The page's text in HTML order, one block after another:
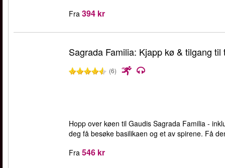
Fra 394 kr
Sagrada Familia: Kjapp kø & tilgang til
(6)
Hopp over køen til Gaudis Sagrada Familia -
deg få besøke basilikaen og et av spirene. Få
Fra 546 kr